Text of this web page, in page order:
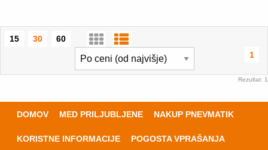
15 30
60
1
Rezultat: 1
DOMOV MED PRILJUBLJENE NAKUP PNEVMATIK
KORISTNE INFORMACIJE POGOSTA VPRAŠANJA